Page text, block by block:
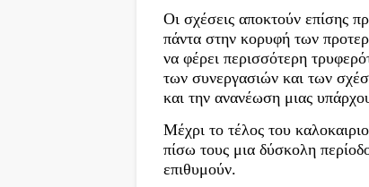
Οι σχέσεις αποκτούν επίσης
πάντα στην κορυφή των
να φέρει περισσότερη
των συνεργασιών και των
και την ανανέωση μιας
Μέχρι το τέλος του
πίσω τους μια δύσκολη
επιθυμούν.